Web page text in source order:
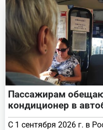
Пассажирам
кондиционер в
С 1 сентября 2026 г. в